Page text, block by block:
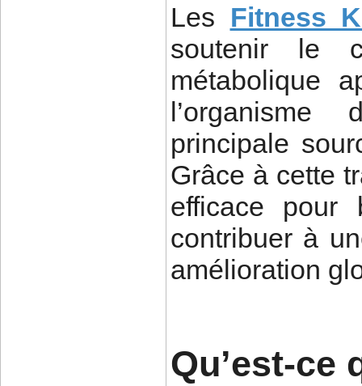
Les Fitness
soutenir le
métabolique
l’organisme
principale
Grâce à cette
efficace pour
contribuer à
amélioration
Qu’est-ce